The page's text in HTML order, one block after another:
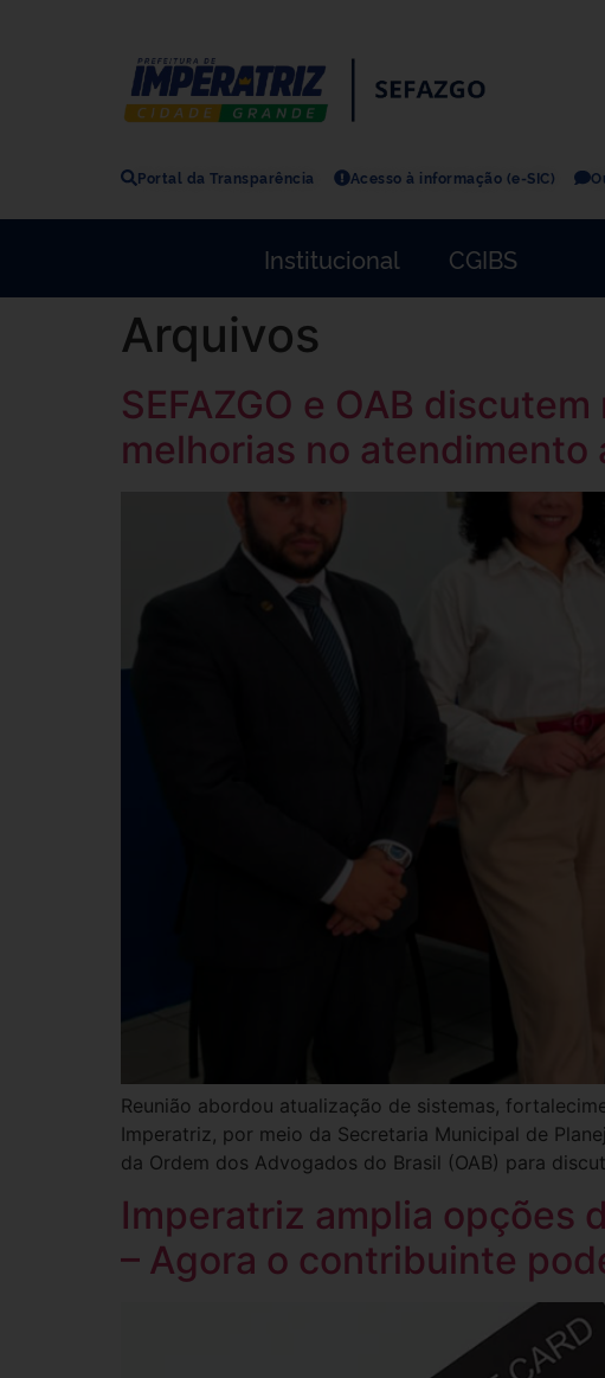
Portal da Transparência Acesso à informação (e-SIC)
Institucional CGIBS
Arquivos
SEFAZGO e OAB
melhorias no
Reunião abordou atualização de sistemas,
Imperatriz, por meio da Secretaria Municipal de
da Ordem dos Advogados do Brasil (OAB) para
Imperatriz amplia opções
– Agora o contribuinte